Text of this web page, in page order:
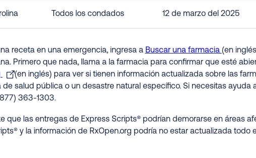
Todos los condados 12 de marzo del 2025
receta en una emergencia, ingresa a Buscar una farmacia (en
Primero que nada, llama a la farmacia para confirmar que esté
(en inglés) para ver si tienen información actualizada sobre las
salud pública o un desastre natural específico. Si necesitas ayuda
363-1303.
que las entregas de Express Scripts® podrían demorarse en áreas
y la información de RxOpen.org podría no estar actualizada todo